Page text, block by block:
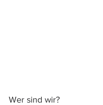
Wer sind wir?